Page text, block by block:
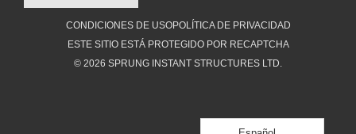
CONDICIONES DE USOPOLÍTICA DE PRIVACIDAD
ESTE SITIO ESTÁ PROTEGIDO POR RECAPTCHA
© 2026 SPRUNG INSTANT STRUCTURES LTD.